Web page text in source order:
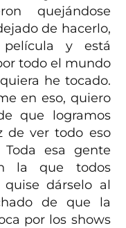
quejándose
de hacerlo,
y está
todo el mundo
he tocado.
en eso, quiero
que logramos
de ver todo eso
esa gente
la que todos
dárselo al
de que la
por los shows